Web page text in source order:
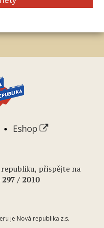
Eshop
přispějte na
/ 2010
je Nová republika z.s.